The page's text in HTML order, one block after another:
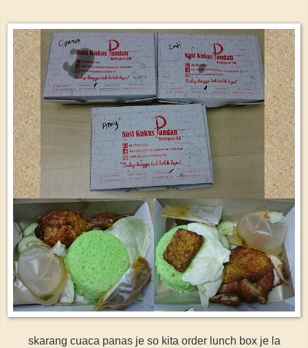
skarang cuaca panas je so kita order lunch box je la